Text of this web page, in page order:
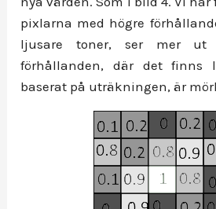
pixlarna med högre
ljusare toner, ser mer ut
förhållanden, där det finns
baserat på uträkningen, är